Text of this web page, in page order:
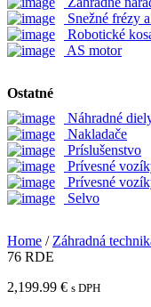
Snežné frézy
Robotické
AS motor
Ostatné
Náhradné
Nakladače
Príslušenstvo
Prívesné
Prívesné
Selvo
Home /Záhradná
76 RDE
2,199.99 € s DPH